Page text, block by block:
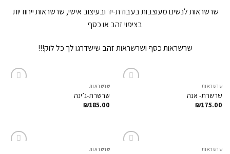
שרשראות לנשים מעוצבות בעבודת-יד ובעיצוב אישי, שרשראות ייחודיות
בציפוי זהב או כסף
שרשראות כסף ושרשראות זהב שישדרגו לך כל לוק!!!
שרשראות
שרשרת- אנה
₪175.00
שרשראות
שרשרת-ג’ינה
₪185.00
שרשראות שרשראות